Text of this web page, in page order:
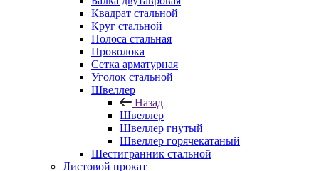
Квадрат стальной
Круг стальной
Полоса стальная
Проволока
Сетка арматурная
Уголок стальной
Швеллер
Назад
Швеллер
Швеллер гнутый
Швеллер горячекатаный
Шестигранник стальной
Листовой прокат